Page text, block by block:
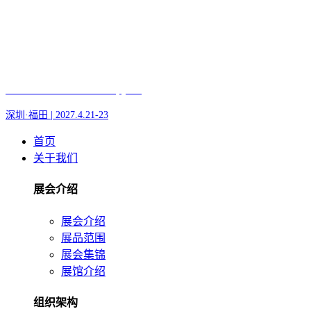
深圳·福田 | 2027.4.21-23
首页
关于我们
展会介绍
展会介绍
展品范围
展会集锦
展馆介绍
组织架构